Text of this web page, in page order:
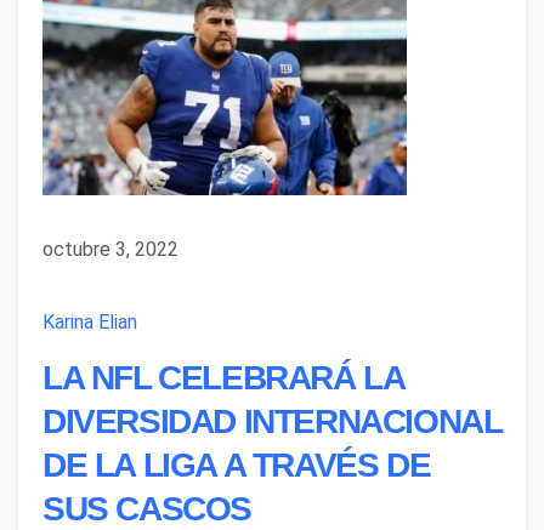
octubre 3, 2022
Karina Elian
LA NFL CELEBRARÁ LA
DIVERSIDAD INTERNACIONAL
DE LA LIGA A TRAVÉS DE
SUS CASCOS